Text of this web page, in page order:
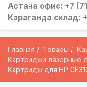
Астана офис: +7
Караганда склад:
Главная Товары
Картриджи лазерные
Картридж для HP